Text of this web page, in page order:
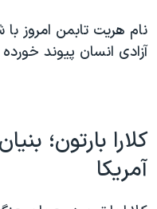
نام هریت تابمن امروز
آزادی انسان پیوند
کلارا بارتون؛
آمریکا